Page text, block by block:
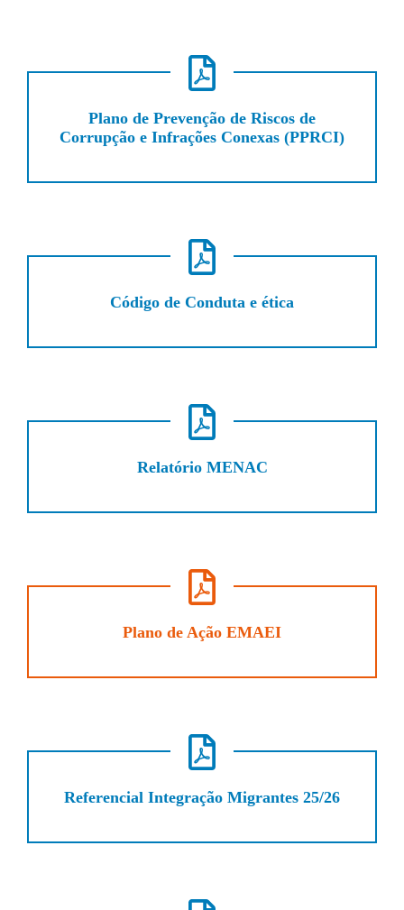
Plano de Prevenção de Riscos de
Corrupção e Infrações Conexas (PPRCI)
Código de Conduta e ética
Relatório MENAC
Plano de Ação EMAEI
Referencial Integração Migrantes 25/26